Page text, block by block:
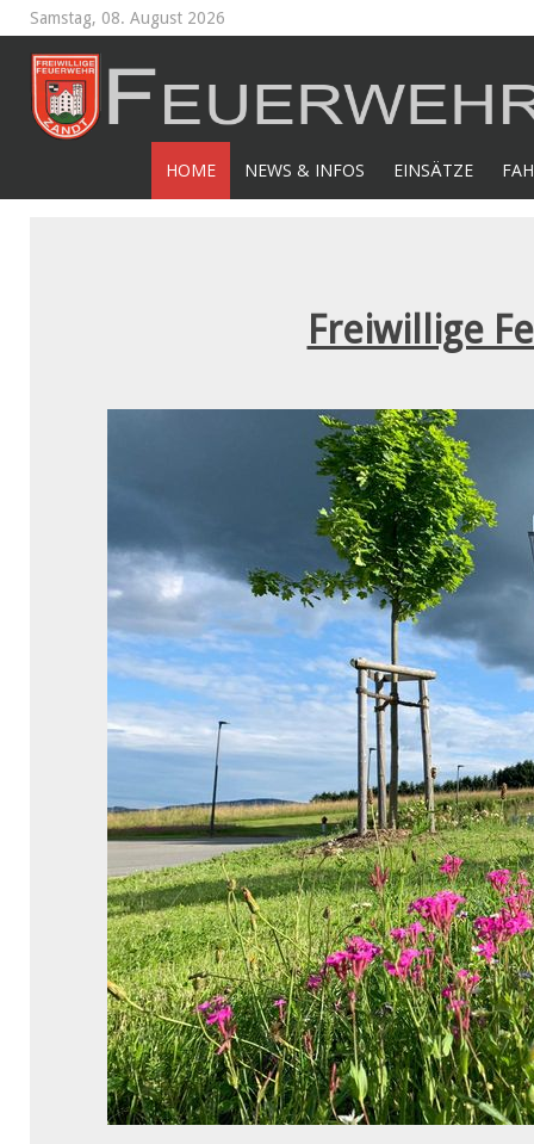
Samstag, 08. August 2026
HOME NEWS & INFOS EINSÄTZE
Freiwillige